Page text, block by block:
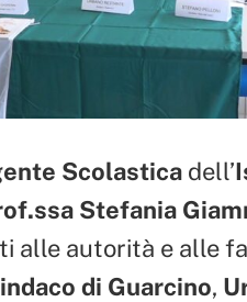
Scolastica dell’
Stefania
alle autorità e alle
di Guarcino,